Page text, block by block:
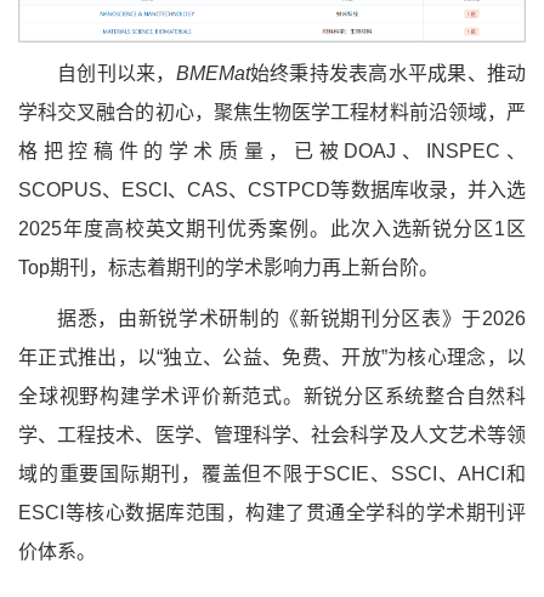
自创刊以来， BMEMat始终秉持发表高水平成果、推动
学科交叉融合的初心，聚焦生物医学工程材料前沿领域，严
格把控稿件的学术质量，已被DOAJ、INSPEC、
SCOPUS、ESCI、CAS、CSTPCD等数据库收录，并入选
2025年度高校英文期刊优秀案例。此次入选新锐分区1区
Top期刊，标志着期刊的学术影响力再上新台阶。
据悉，由新锐学术研制的《新锐期刊分区表》于2026
年正式推出，以“独立、公益、免费、开放”为核心理念，以
全球视野构建学术评价新范式。新锐分区系统整合自然科
学、工程技术、医学、管理科学、社会科学及人文艺术等领
域的重要国际期刊，覆盖但不限于SCIE、SSCI、AHCI和
ESCI等核心数据库范围，构建了贯通全学科的学术期刊评
价体系。